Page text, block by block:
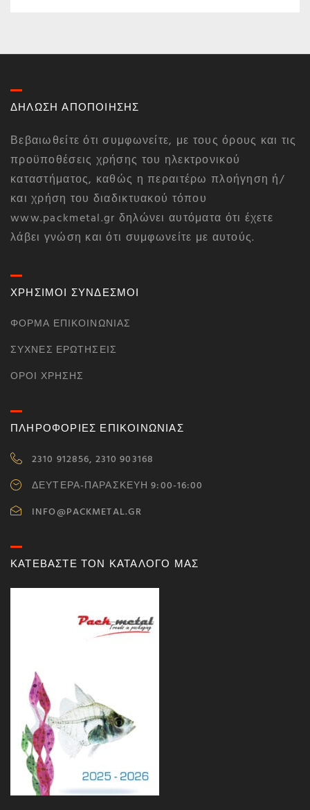
ΔΗΛΩΣΗ ΑΠΟΠΟΙΗΣΗΣ
Βεβαιωθείτε ότι συμφωνείτε, με τους όρους και τις
προϋποθέσεις χρήσης του ηλεκτρονικού
καταστήματος, καθώς η περαιτέρω πλοήγηση ή/
και χρήση του διαδικτυακού τόπου
www.packmetal.gr δηλώνει αυτόματα ότι έχετε
λάβει γνώση και ότι συμφωνείτε με αυτούς.
ΧΡΗΣΙΜΟΙ ΣΥΝΔΕΣΜΟΙ
ΦΌΡΜΑ ΕΠΙΚΟΙΝΩΝΊΑΣ
ΣΥΧΝΈΣ ΕΡΩΤΉΣΕΙΣ
ΌΡΟΙ ΧΡΉΣΗΣ
ΠΛΗΡΟΦΟΡΙΕΣ ΕΠΙΚΟΙΝΩΝΙΑΣ
2310 912856, 2310 903168
ΔΕΥΤΕΡΑ-ΠΑΡΑΣΚΕΥΗ 9:00-16:00
INFO@PACKMETAL.GR
ΚΑΤΕΒΑΣΤΕ ΤΟΝ ΚΑΤΑΛΟΓΟ ΜΑΣ